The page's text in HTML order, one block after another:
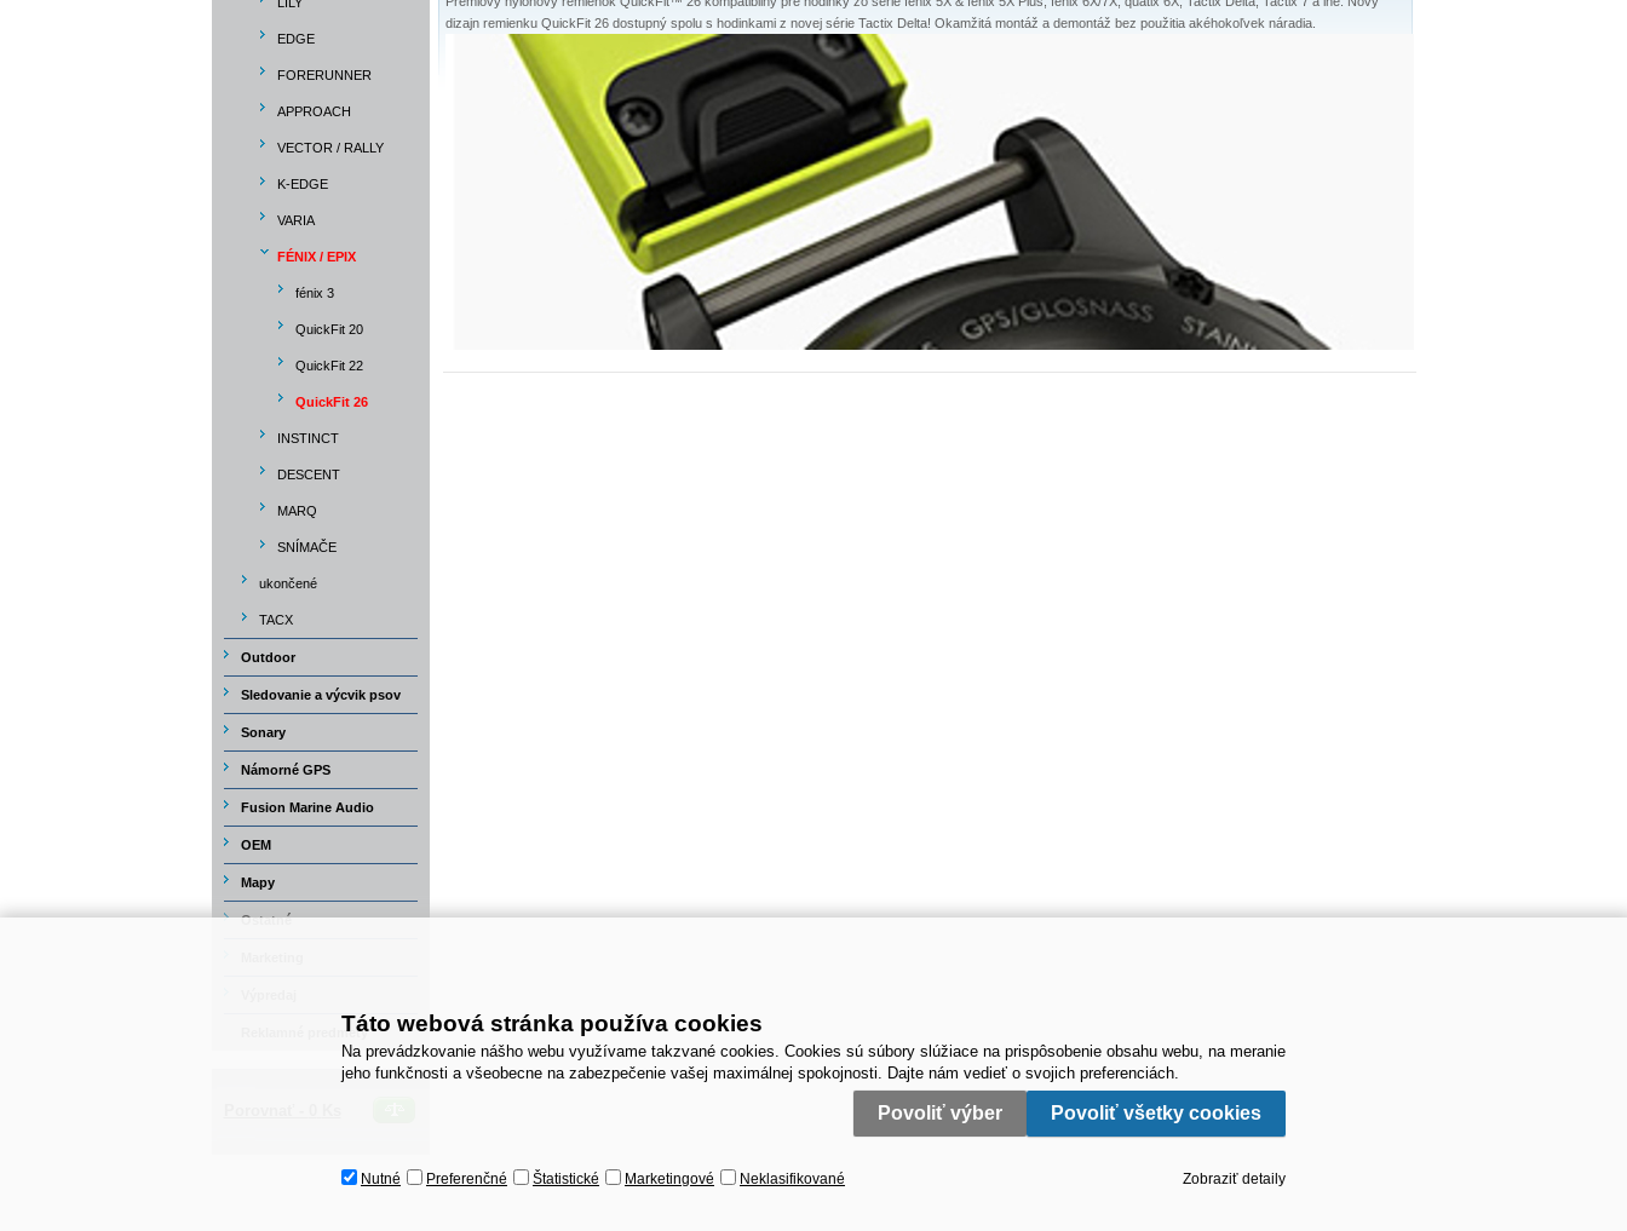
dizajn remienku QuickFit 26 dostupný spolu s hodinkami z novej série Tactix Delta! Okamžitá montáž a demontáž bez použitia akéhokoľvek náradia.
EDGE
FORERUNNER
APPROACH
VECTOR / RALLY
K-EDGE
VARIA
FÉNIX / EPIX
fénix 3
QuickFit 20
QuickFit 22
QuickFit 26
INSTINCT
DESCENT
MARQ
SNÍMAČE
ukončené
TACX
Outdoor
Sledovanie a výcvik psov
Sonary
Námorné GPS
Fusion Marine Audio
OEM
Mapy
Ostatné
Reklamné predmetyTáto webová stránka používa cookies
Na prevádzkovanie nášho webu využívame takzvané cookies. Cookies sú súbory slúžiace na prispôsobenie obsahu webu, na meranie
jeho funkčnosti a všeobecne na zabezpečenie vašej maximálnej spokojnosti. Dajte nám vedieť o svojich preferenciách.
Povoliť výber Povoliť všetky cookies
Nutné Preferenčné Štatistické Marketingové Neklasifikované Zobraziť detaily